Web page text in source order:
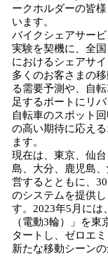
ークホルダーの皆
います。
バイクシェアサー
実験を契機に、全
におけるシェアサ
多くのお客さまの
る需要予測や、自
足するポートにリ
自転車のスポット
の高い期待に応え
ます。
現在は、東京、仙
島、大分、鹿児島
営するとともに、
のシステムを提供
す。2023年5月には
（電動3輪）」を
タートし、ゼロエ
新たな移動シーン